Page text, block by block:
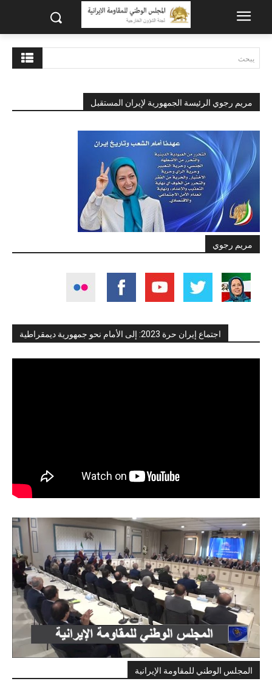
يبحث
مريم رجوي الرئيسة الجمهورية لإيران المستقبل
مريم رجوي
اجتماع إيران حرة 2023: إلى الأمام نحو جمهورية ديمقراطية
المجلس الوطني للمقاومة الإيرانية